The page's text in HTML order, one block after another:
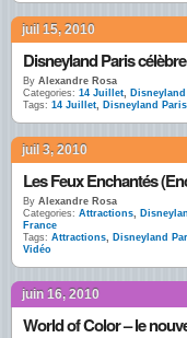
juil 15, 2010
Disneyland Paris
By Alexandre Rosa
Categories: 14 Juillet,
Tags: 14 Juillet, Disneyland Paris
juil 3, 2010
By Alexandre Rosa
Categories: Attractions,
France
Tags: Attractions, Disneyland
Vidéo
juin 16, 2010